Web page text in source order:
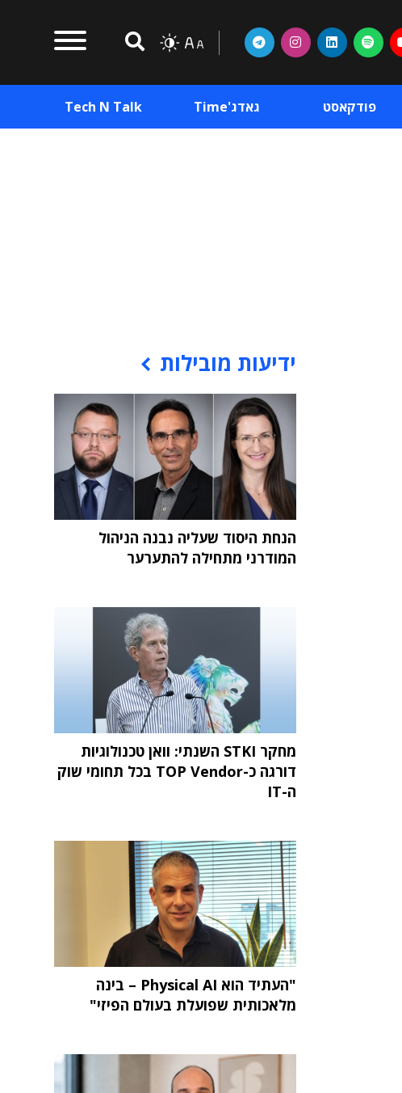
פודקאסט גאדג'Time Tech N Talk
ידיעות מובילות
הנחת היסוד שעליה נבנה הניהול
המודרני מתחילה להתערער
מחקר STKI השנתי: וואן טכנולוגיות
דורגה כ-TOP Vendor בכל תחומי שוק
ה-IT
"העתיד הוא Physical AI – בינה
מלאכותית שפועלת בעולם הפיזי"